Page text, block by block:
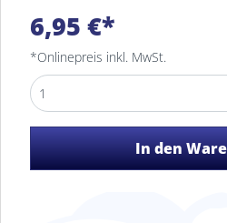
6,95 €*
*Onlinepreis inkl. MwSt.
MEYERHOFF Fachsortimente
Osterholz-Scharmbeck
In den